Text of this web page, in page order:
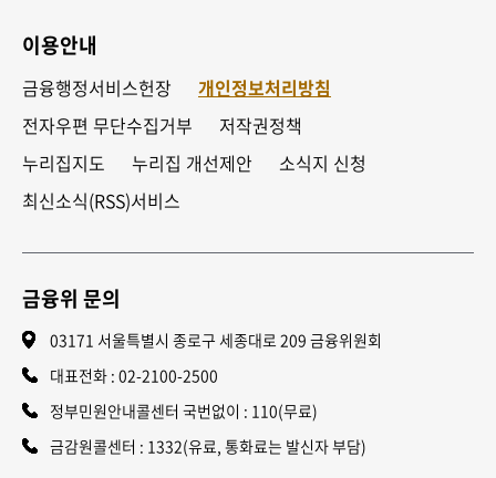
이용안내
금융행정서비스헌장
개인정보처리방침
전자우편 무단수집거부
저작권정책
누리집지도
누리집 개선제안
소식지 신청
최신소식(RSS)서비스
금융위 문의
03171 서울특별시 종로구 세종대로 209 금융위원회
대표전화 : 02-2100-2500
정부민원안내콜센터 국번없이 : 110(무료)
금감원콜센터 : 1332(유료, 통화료는 발신자 부담)